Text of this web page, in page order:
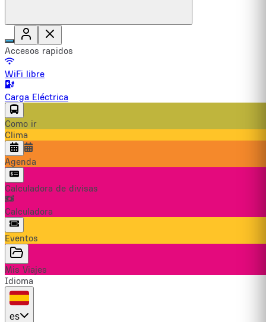
Accesos rapidos
WiFi libre
Carga Eléctrica
Como ir
Clima
Agenda
Calculadora de divisas
Calculadora
Eventos
Mis Viajes
Idioma
es